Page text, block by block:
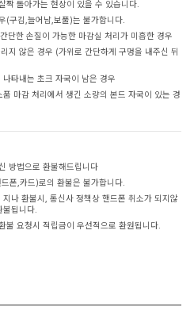
짝 돌아가는 현상이 있을 수 있습니다.
(구김,늘어남,보풀)는 불가합니다.
단한 손질이 가능한 마감실 처리가 미흡한 경우
지 않은 경우 (가위로 간단하게 구멍을 내주신 뒤
타내는 초크 자국이 남은 경우
마감 처리에서 생긴 소량의 본드 자국이 있는 경
방법으로 환불해드립니다
폰,카드)로의 환불은 불가합니다.
나 환불시, 통신사 정책상 핸드폰 취소가 되지않
됩니다.
불 요청시 적립금이 우선적으로 환원됩니다.